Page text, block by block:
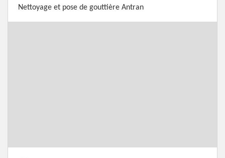
Nettoyage et pose de gouttière Antran